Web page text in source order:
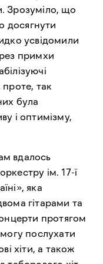
Зрозуміло, що
досягнути
усвідомили
примхи
так
була
і оптимізму,
вдалось
ім. 17-ї
яка
гітарами та
протягом
послухати
хіти, а також